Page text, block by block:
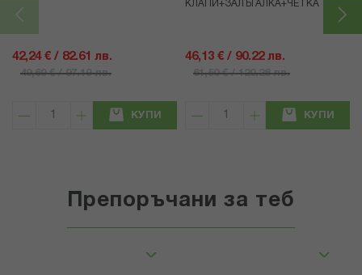
42,24 € / 82.61 лв.
49,69 € / 97.19 лв.
КУПИ
КЛАПИ+ЗАЛЪГАЛКА+ЧЕТКА
46,13 € / 90.22 лв.
61,50 € / 120.28 лв.
КУПИ
Препоръчани за теб